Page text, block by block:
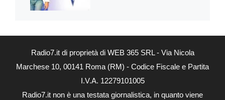
Radio7.it di proprietà di WEB 365 SRL - Via Nicola
Marchese 10, 00141 Roma (RM) - Codice Fiscale e Partita
I.V.A. 12279101005
Radio7.it non è una testata giornalistica, in quanto viene